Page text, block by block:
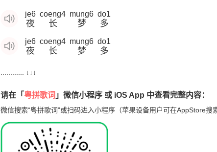
夜
je6
长
coeng4
梦
mung6
多
do1
夜
je6
长
coeng4
梦
mung6
多
do1
............ ↓↓↓
请在「 粤拼歌词 」微信小程序 或 iOS App 中查看完整内容：
微信搜索“粤拼歌词”或扫码进入小程序（苹果设备用户可在AppStore搜